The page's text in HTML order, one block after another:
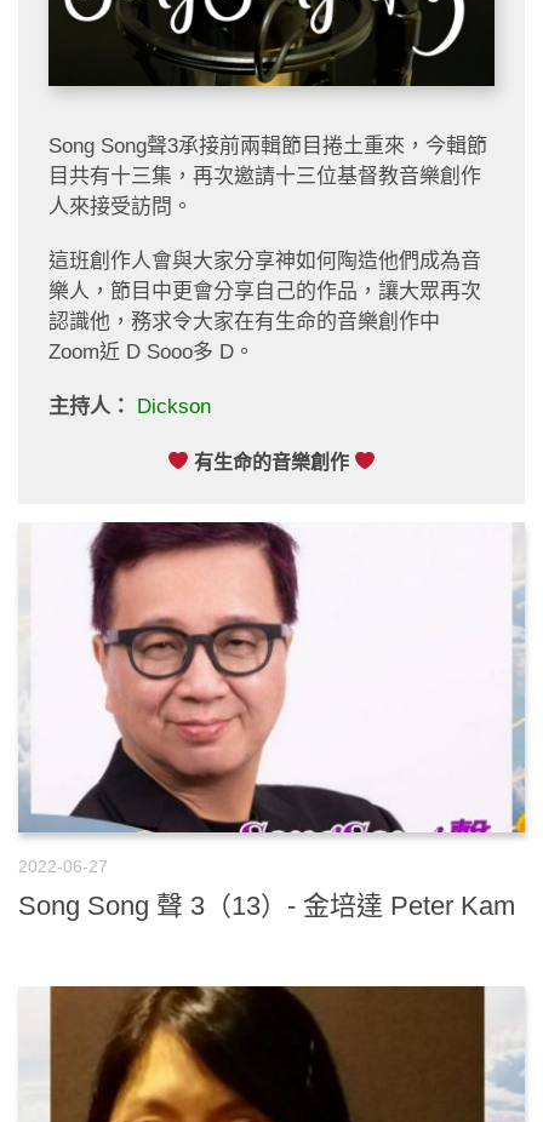
Song Song聲3承接前兩輯節目捲土重來，今輯節
目共有十三集，再次邀請十三位基督教音樂創作
人來接受訪問。
這班創作人會與大家分享神如何陶造他們成為音
樂人，節目中更會分享自己的作品，讓大眾再次
認識他，務求令大家在有生命的音樂創作中
Zoom近 D Sooo多 D。
主持人： Dickson
有生命的音樂創作
2022-06-27
Song Song 聲 3（13）- 金培達 Peter Kam